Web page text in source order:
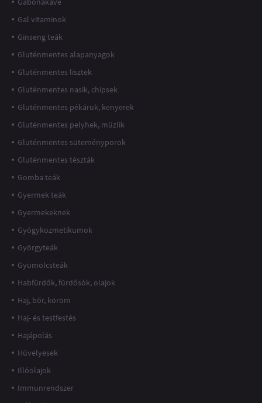
Gal vitaminok
Ginseng teák
Gluténmentes alapanyagok
Gluténmentes lisztek
Gluténmentes nasik, chipsek
Gluténmentes pékáruk, kenyerek
Gluténmentes pelyhek, müzlik
Gluténmentes süteményporok
Gluténmentes tészták
Gomba teák
Gyermek teák
Gyermekeknek
Gyógykozmetikumok
Györgyteák
Gyümölcsteák
Habfürdők, fürdősók, olajok
Haj, bőr, köröm
Haj- és testfestés
Hajápolás
Hüvelyesek
Illóolajok
Immunrendszer